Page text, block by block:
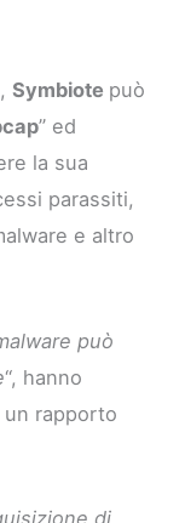
Symbiote può
” ed
la sua
parassiti,
e altro
può
“, hanno
rapporto
di